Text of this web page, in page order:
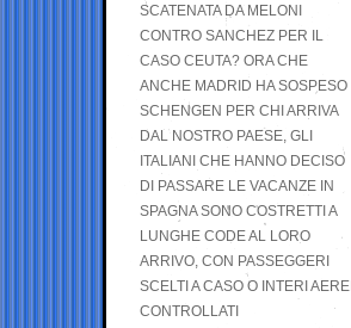
SCATENATA DA MELONI
CONTRO SANCHEZ PER IL
CASO CEUTA? ORA CHE
ANCHE MADRID HA SOSPESO
SCHENGEN PER CHI ARRIVA
DAL NOSTRO PAESE, GLI
ITALIANI CHE HANNO DECISO
DI PASSARE LE VACANZE IN
SPAGNA SONO COSTRETTI A
LUNGHE CODE AL LORO
ARRIVO, CON PASSEGGERI
SCELTI A CASO O INTERI AEREI
CONTROLLATI